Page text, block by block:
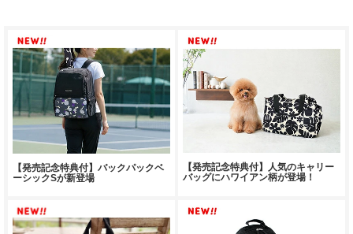
【発売記念特典付】バックパックベ
ーシックSが新登場
【発売記念特典付】人気のキャリー
バッグにハワイアン柄が登場！